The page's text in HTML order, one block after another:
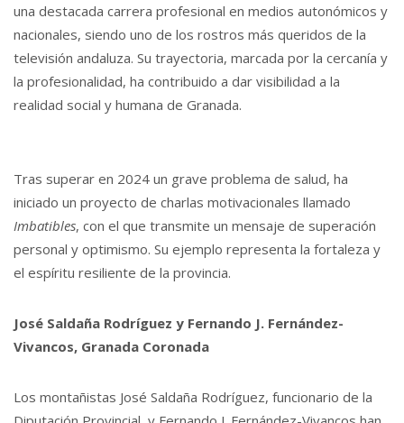
una destacada carrera profesional en medios autonómicos y
nacionales, siendo uno de los rostros más queridos de la
televisión andaluza. Su trayectoria, marcada por la cercanía y
la profesionalidad, ha contribuido a dar visibilidad a la
realidad social y humana de Granada.
Tras superar en 2024 un grave problema de salud, ha
iniciado un proyecto de charlas motivacionales llamado
Imbatibles, con el que transmite un mensaje de superación
personal y optimismo. Su ejemplo representa la fortaleza y
el espíritu resiliente de la provincia.
José Saldaña Rodríguez y Fernando J. Fernández-
Vivancos, Granada Coronada
Los montañistas José Saldaña Rodríguez, funcionario de la